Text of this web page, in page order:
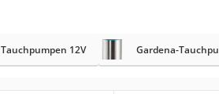
Tauchpumpen 12V Gardena-